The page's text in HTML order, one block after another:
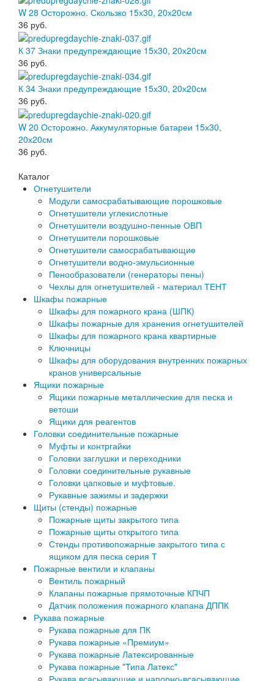
W 28 Осторожно. Скользко 15х30, 20х20см
36 руб.
К 37 Знаки предупреждающие 15х30, 20х20см
36 руб.
К 34 Знаки предупреждающие 15х30, 20х20см
36 руб.
W 20 Осторожно. Аккумуляторные батареи 15х30,
20х20см
36 руб.
Каталог
Огнетушители
Модули самосрабатывающие порошковые
Огнетушители углекислотные
Огнетушители воздушно-пенные ОВП
Огнетушители порошковые
Огнетушители самосрабатывающие
Огнетушители водно-эмульсионные
Пенообразователи (генераторы пены)
Чехлы для огнетушителей - материал ТЕНТ
Шкафы пожарные
Шкафы для пожарного крана (ШПК)
Шкафы пожарные для хранения огнетушителей
Шкафы для пожарного крана квартирные
Ключницы
Шкафы для оборудования внутренних пожарных
кранов универсальные
Ящики пожарные
Ящики пожарные металлические для песка и
ветоши
Ящики для реагентов
Головки соединительные пожарные
Муфты и контргайки
Головки заглушки и переходники
Головки соединительные рукавные
Головки цапковые и муфтовые.
Рукавные зажимы и задержки
Щиты (стенды) пожарные
Пожарные щиты закрытого типа
Пожарные щиты открытого типа
Стенды противопожарные закрытого типа с
ящиком для песка серия Т
Пожарные вентили и клапаны
Вентиль пожарный
Клапаны пожарные прямоточные КПЧП
Датчик положения пожарного клапана ДППК
Рукава пожарные
Рукава пожарные для ПК
Рукава пожарные «Премиум»
Рукава пожарные Латексированные
Рукава пожарные "Типа Латекс"
Рукава всасывающие и напорно-всасывающие